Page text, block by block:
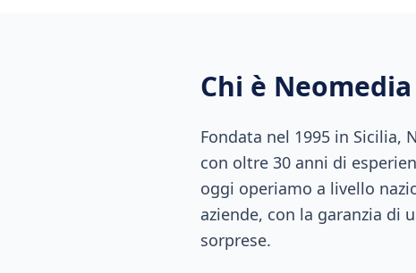
Chi è Neomedia
Fondata nel 1995 in Sicilia,
con oltre 30 anni di
oggi operiamo a livello
aziende, con la garanzia di
sorprese.